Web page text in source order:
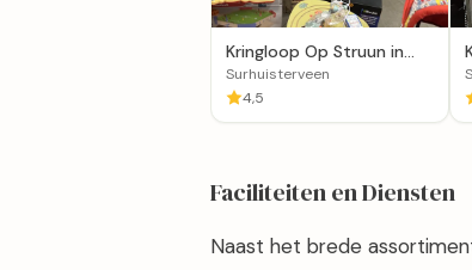
Kringloop Op Struun in
Surhuisterveen
Surhuisterveen
4,5
Faciliteiten en Diensten
Naast het brede